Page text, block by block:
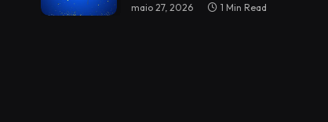
maio 27, 2026 1 Min Read